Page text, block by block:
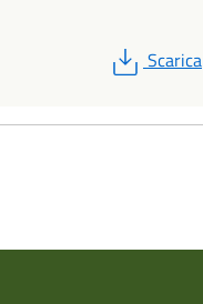
PDF
Scarica